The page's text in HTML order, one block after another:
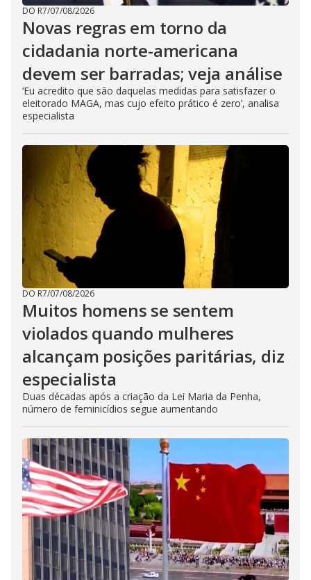
DO R7/07/08/2026
Novas regras em torno da
cidadania norte-americana
devem ser barradas; veja análise
‘Eu acredito que são daquelas medidas para satisfazer o
eleitorado MAGA, mas cujo efeito prático é zero’, analisa
especialista
DO R7/07/08/2026
Muitos homens se sentem
violados quando mulheres
alcançam posições paritárias, diz
especialista
Duas décadas após a criação da Lei Maria da Penha,
número de feminicídios segue aumentando